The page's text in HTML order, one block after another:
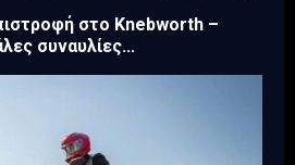
στο Knebworth –
συναυλίες...